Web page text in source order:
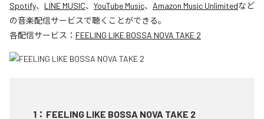
Spotify、 LINE MUSIC、 YouTube Music、 Amazon Music Unlimitedなど
の音楽配信サービスで聴くことができる。
各配信サービス： FEELING LIKE BOSSA NOVA TAKE 2
1 ： FEELING LIKE BOSSA NOVA TAKE 2